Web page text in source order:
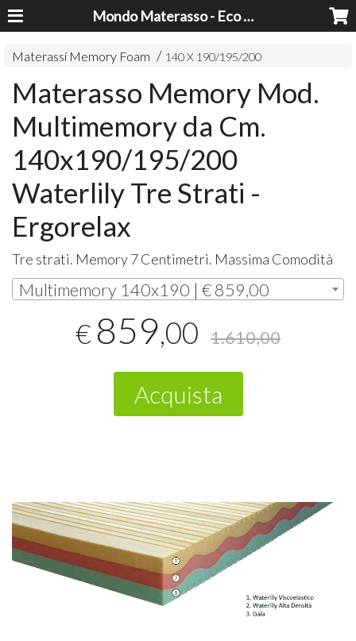
Mondo Materasso - Eco Dreams srl
Materassi Memory Foam 140 X 190/195/200
Materasso Memory Mod.
Multimemory da Cm.
140x190/195/200
Waterlily Tre Strati -
Ergorelax
Tre strati. Memory 7 Centimetri. Massima Comodità
Multimemory 140x190 | € 859,00
€ 859,00 1.610,00
Acquista